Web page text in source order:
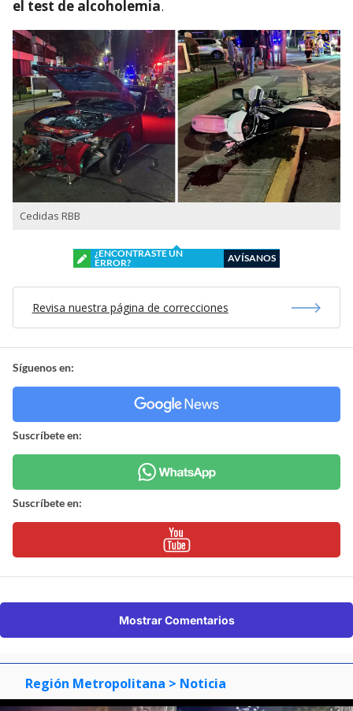
el test de alcoholemia.
Cedidas RBB
¿ENCONTRASTE UN
ERROR?
AVÍSANOS
Revisa nuestra página de correcciones
Síguenos en:
Suscríbete en:
Suscríbete en:
Mostrar Comentarios
Región Metropolitana > Noticia